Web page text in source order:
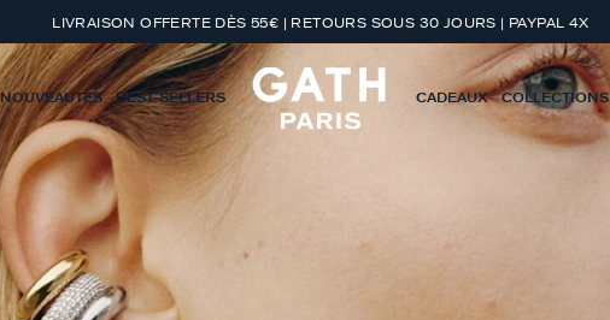
LIVRAISON OFFERTE DÈS 55€ | RETOURS SOUS 30 JOURS | PAYPAL 4X
NOUVEAUTÉS BEST-SELLERS CADEAUX COLLECTIONS